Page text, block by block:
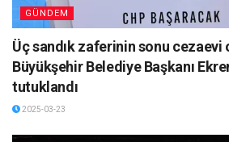
GÜNDEM
Üç sandık zaferinin sonu cezaevi
Büyükşehir Belediye Başkanı
tutuklandı
2025-03-23